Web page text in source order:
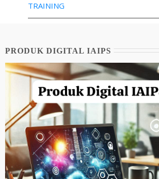
TRAINING
PRODUK DIGITAL IAIPS